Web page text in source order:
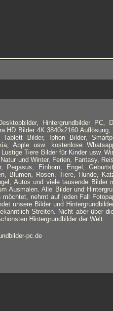
Hintergrundbilder PC,
HD Bilder 4K 3840x2160 Auflösung,
Tablett Bilder, Iphon Bilder,
Apple usw. kostenlose
Tiere Bilder für Kinder usw.
und Winter, Ferien, Fantasy,
Pegasus, Einhorn, Engel,
Blumen, Rosen, Tiere, Hunde,
Autos und viele tausende Bilder
Ausmalen. Alle Bilder und
nehmt auf jeden Fall
unsere Bilder und
Streiten. Nicht aber über
Hintergrundbilder der Welt.
pc.de